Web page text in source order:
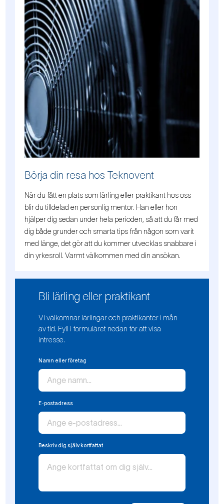
Börja din resa hos Teknovent
När du fått en plats som lärling eller praktikant hos oss
blir du tilldelad en personlig mentor. Han eller hon
hjälper dig sedan under hela perioden, så att du får med
dig både grunder och smarta tips från någon som varit
med länge, det gör att du kommer utvecklas snabbare i
din yrkesroll. Varmt välkommen med din ansökan.
Bli lärling eller praktikant
Vi välkomnar lärlingar och praktikanter i mån
av tid. Fyll i formuläret nedan för att visa
intresse.
Namn eller företag
E-postadress
Beskriv dig själv kortfattat